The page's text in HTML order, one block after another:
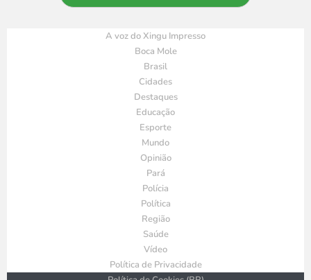
A voz do Xingu Impresso
Boca Mole
Brasil
Cidades
Destaques
Educação
Esporte
Mundo
Opinião
Pará
Polícia
Política
Região
Saúde
Vídeo
Política de Privacidade